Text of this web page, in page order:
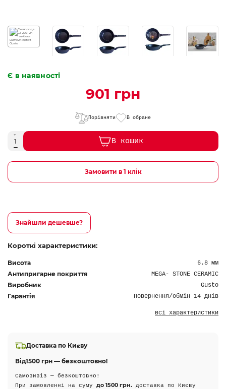
Є в наявності
901 грн
Порівняти В обране
В кошик
Замовити в 1 клік
Знайшли дешевше?
Короткі характеристики:
Висота 6.8 мм
Антипригарне покриття MEGA- STONE CERAMIC
Виробник Gusto
Гарантія Повернення/обмін 14 днів
всі характеристики
Доставка по Києву
Від1500 грн — безкоштовно!
Самовивіз — безкоштовно!
При замовленні на суму до 1500 грн. доставка по Києву